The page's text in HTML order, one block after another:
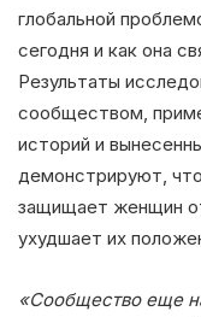
глобальной
сегодня и как она
Результаты
сообществом,
историй и
демонстрируют,
защищает женщин
ухудшает их
«Сообщество еще